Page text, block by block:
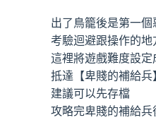
出了鳥籠後是第一
考驗迴避跟操作的地
這裡將遊戲難度設
抵達【卑賤的補給
建議可以先存檔
攻略完卑賤的補給兵